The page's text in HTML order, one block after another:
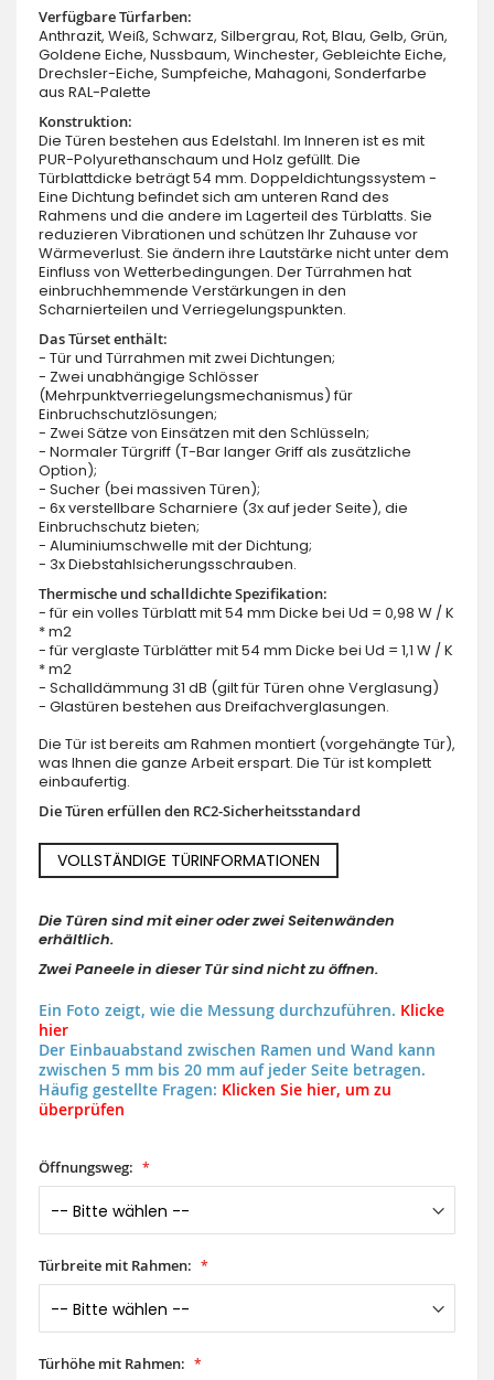
Verfügbare Türfarben:
Anthrazit, Weiß, Schwarz, Silbergrau, Rot, Blau, Gelb, Grün,
Goldene Eiche, Nussbaum, Winchester, Gebleichte Eiche,
Drechsler-Eiche, Sumpfeiche, Mahagoni, Sonderfarbe
aus RAL-Palette
Konstruktion:
Die Türen bestehen aus Edelstahl. Im Inneren ist es mit
PUR-Polyurethanschaum und Holz gefüllt. Die
Türblattdicke beträgt 54 mm. Doppeldichtungssystem -
Eine Dichtung befindet sich am unteren Rand des
Rahmens und die andere im Lagerteil des Türblatts. Sie
reduzieren Vibrationen und schützen Ihr Zuhause vor
Wärmeverlust. Sie ändern ihre Lautstärke nicht unter dem
Einfluss von Wetterbedingungen. Der Türrahmen hat
einbruchhemmende Verstärkungen in den
Scharnierteilen und Verriegelungspunkten.
Das Türset enthält:
- Tür und Türrahmen mit zwei Dichtungen;
- Zwei unabhängige Schlösser
(Mehrpunktverriegelungsmechanismus) für
Einbruchschutzlösungen;
- Zwei Sätze von Einsätzen mit den Schlüsseln;
- Normaler Türgriff (T-Bar langer Griff als zusätzliche
Option);
- Sucher (bei massiven Türen);
- 6x verstellbare Scharniere (3x auf jeder Seite), die
Einbruchschutz bieten;
- Aluminiumschwelle mit der Dichtung;
- 3x Diebstahlsicherungsschrauben.
Thermische und schalldichte Spezifikation:
- für ein volles Türblatt mit 54 mm Dicke bei Ud = 0,98 W / K
* m2
- für verglaste Türblätter mit 54 mm Dicke bei Ud = 1,1 W / K
* m2
- Schalldämmung 31 dB (gilt für Türen ohne Verglasung)
- Glastüren bestehen aus Dreifachverglasungen.
Die Tür ist bereits am Rahmen montiert (vorgehängte Tür),
was Ihnen die ganze Arbeit erspart. Die Tür ist komplett
einbaufertig.
Die Türen erfüllen den RC2-Sicherheitsstandard
VOLLSTÄNDIGE TÜRINFORMATIONEN
Die Türen sind mit einer oder zwei Seitenwänden
erhältlich.
Zwei Paneele in dieser Tür sind nicht zu öffnen.
Ein Foto zeigt, wie die Messung durchzuführen. Klicke
hier
Der Einbauabstand zwischen Ramen und Wand kann
zwischen 5 mm bis 20 mm auf jeder Seite betragen.
Häufig gestellte Fragen: Klicken Sie hier, um zu
überprüfen
Öffnungsweg:
Türbreite mit Rahmen:
Türhöhe mit Rahmen: